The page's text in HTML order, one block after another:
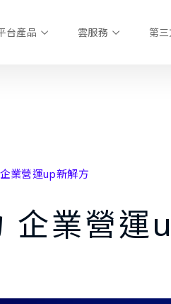
台產品 雲服務 第
業營運up新解方
企業營運